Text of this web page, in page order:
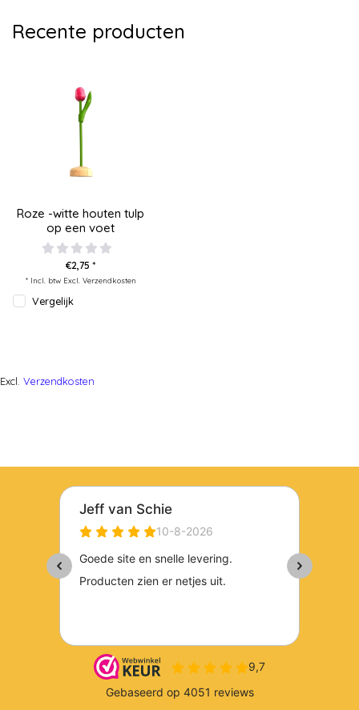
Recente producten
Roze -witte houten tulp
op een voet
€2,75 *
* Incl. btw Excl. Verzendkosten
Vergelijk
Excl. Verzendkosten